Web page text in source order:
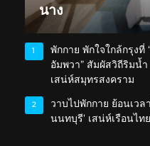
นาง
1
พักกาย พักใจใกล้กรุง
อัมพวา” สัมผัสวิถีริมน้
เสน่ห์สมุทรสงคราม
2
วาบไปพักกาย ย้อนเว
นนทบุรี’ เสน่ห์เรือนไ